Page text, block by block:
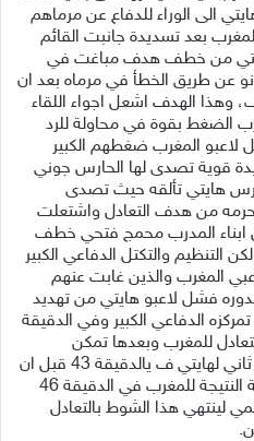
الى الوراء للدفاع عن مرماهم
بعد تسديدة جانبت القائم
من خطف هدف مباغت في
بونو عن طريق الخطأ في مرماه بعد ان
الهدف اشعل اجواء اللقاء
الضغط بقوة في محاولة للرد
المغرب ضغطهم الكبير
قوية تصدى لها الحارس جوني
هايتي تألقه حيث تصدى
من هدف التعادل واشتعلت
ابناء المدرب محمج فتحي خطف
التنظيم والتكتل الدفاعي الكبير
المغرب والذين غابت عنهم
فشل لاعبو هايتي من تهديد
الدفاعي الكبير وفي الدقيقة
للمغرب وبعدها تمكن
ويلسون ايزيدور من خطف هدف ثاني لهايتي ف يالدقيقة 43 قبل ان
ينجح اسماعيل صيباري من معادلة النتيجة للمغرب في الدقيقة 46
لينتهي هذا الشوط بالتعادل